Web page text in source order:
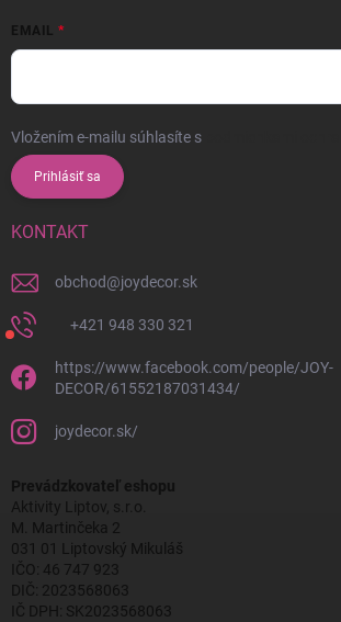
EMAIL
Vložením e-mailu súhlasíte s
Prihlásiť sa
KONTAKT
obchod@joydecor.sk
+421 948 330 321
https://www.facebook.com/people/JOY-
DECOR/61552187031434/
joydecor.sk/
Prevádzkovateľ eshopu
Aktivity Liptov, s.r.o.
M. Martinčeka 2
031 01 Liptovský Mikuláš
IČO: 46 747 923
DIČ: 2023568063
IČ DPH: SK2023568063